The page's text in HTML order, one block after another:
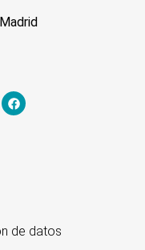
de datos